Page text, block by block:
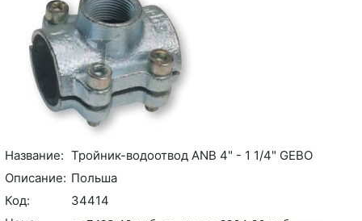
Название: Тройник-водоотвод ANB 4" - 1 1/4" GEBO
Описание: Польша
Код:
34414